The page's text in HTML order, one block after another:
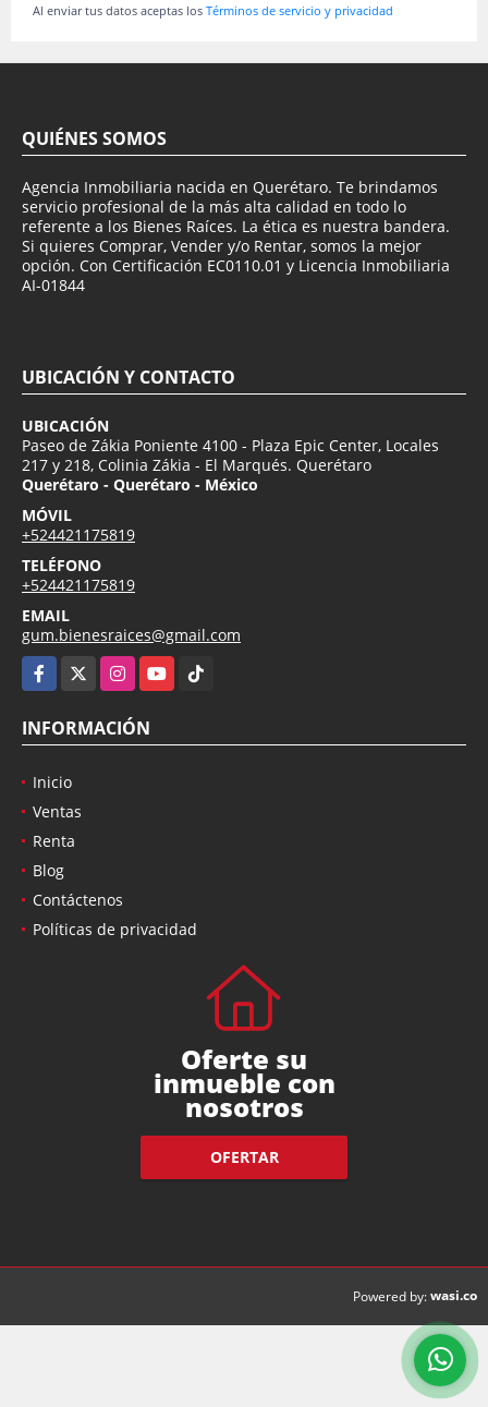
Al enviar tus datos aceptas los Términos de servicio y privacidad
QUIÉNES SOMOS
Agencia Inmobiliaria nacida en Querétaro. Te brindamos
servicio profesional de la más alta calidad en todo lo
referente a los Bienes Raíces. La ética es nuestra bandera.
Si quieres Comprar, Vender y/o Rentar, somos la mejor
opción. Con Certificación EC0110.01 y Licencia Inmobiliaria
AI-01844
UBICACIÓN Y CONTACTO
UBICACIÓN
Paseo de Zákia Poniente 4100 - Plaza Epic Center, Locales
217 y 218, Colinia Zákia - El Marqués. Querétaro
Querétaro - Querétaro - México
MÓVIL
+524421175819
TELÉFONO
+524421175819
EMAIL
gum.bienesraices@gmail.com
Facebook
InstagramYouTubeTikTok
INFORMACIÓN
Inicio
Ventas
Renta
Blog
Contáctenos
Políticas de privacidad
Oferte su
inmueble con
nosotros
OFERTAR
Powered by:wasi.co